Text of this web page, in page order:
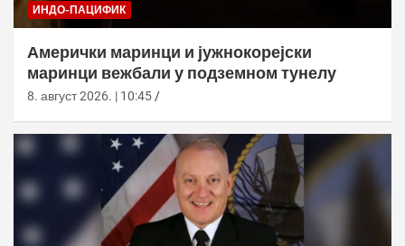
ИНДО-ПАЦИФИК
Амерички маринци и јужнокорејски
маринци вежбали у подземном тунелу
8. август 2026. | 10:45